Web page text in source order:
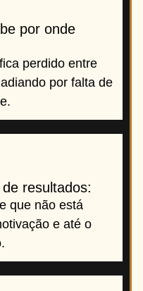
por onde
perdido entre
por falta de
resultados:
que não está
e até o